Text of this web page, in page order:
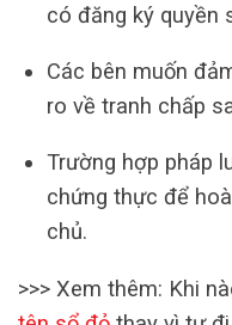
có đăng ký quyền
Các bên muốn
ro về tranh chấp
Trường hợp pháp
chứng thực để
chủ.
>>> Xem thêm: Khi